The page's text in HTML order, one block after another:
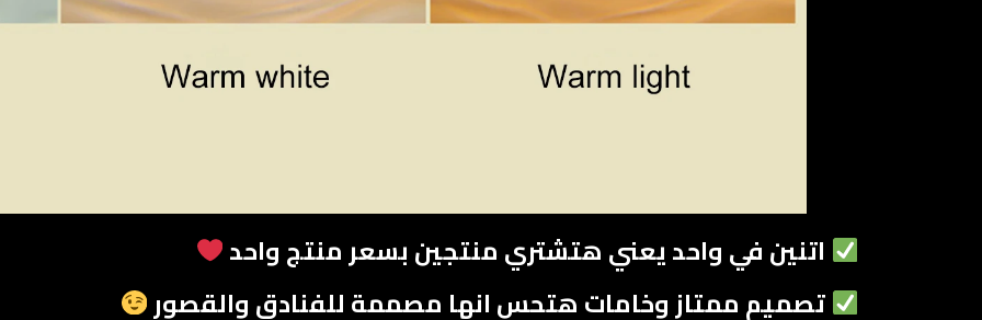
اتنين في واحد يعني هتشتري منتجين بسعر منتج واحد
تصميم ممتاز وخامات هتحس انها مصممة للفنادق والقصور